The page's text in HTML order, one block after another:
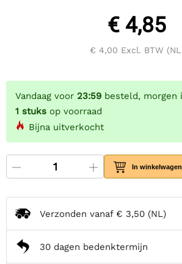
€ 4,85
€ 4,00 Excl. BTW
Vandaag voor 23:59 besteld, morgen
1 stuks op voorraad
Bijna uitverkocht
In winkelwagen
Verzonden vanaf € 3,50 (NL)
30 dagen bedenktermijn